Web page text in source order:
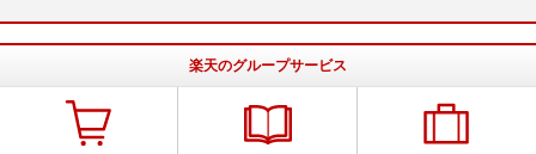
楽天のグループサービス